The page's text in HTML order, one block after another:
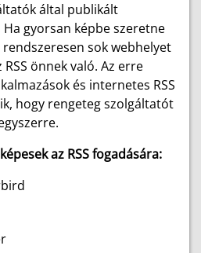
által publikált
gyorsan képbe szeretne
sok webhelyet
önnek való. Az erre
és internetes RSS
hogy rengeteg szolgáltatót
az RSS fogadására: